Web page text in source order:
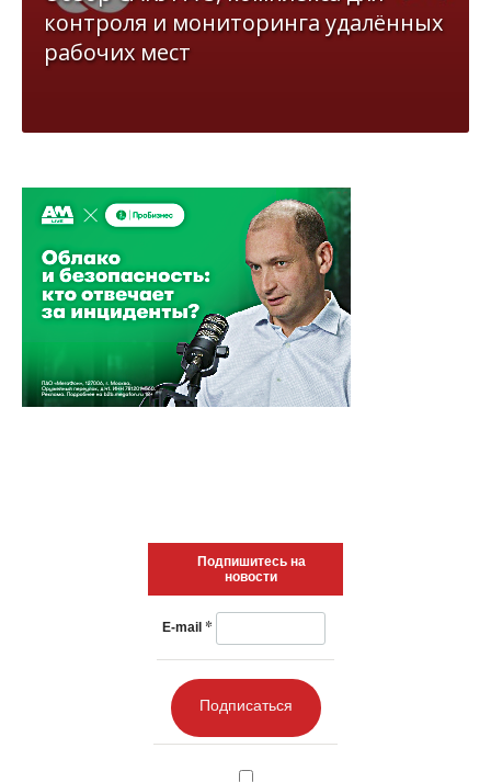
контроля и мониторинга удалённых
рабочих мест
Подпишитесь на
новости
E-mail *
Подписаться